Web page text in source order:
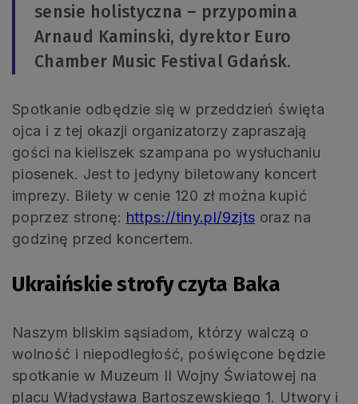
sensie holistyczna – przypomina
Arnaud Kaminski, dyrektor Euro
Chamber Music Festival Gdańsk.
Spotkanie odbędzie się w przeddzień święta
ojca i z tej okazji organizatorzy zapraszają
gości na kieliszek szampana po wysłuchaniu
piosenek. Jest to jedyny biletowany koncert
imprezy. Bilety w cenie 120 zł można kupić
poprzez stronę: https://tiny.pl/9zjts oraz na
godzinę przed koncertem.
Ukraińskie strofy czyta Baka
Naszym bliskim sąsiadom, którzy walczą o
wolność i niepodległość, poświęcone będzie
spotkanie w Muzeum II Wojny Światowej na
placu Władysława Bartoszewskiego 1. Utwory i